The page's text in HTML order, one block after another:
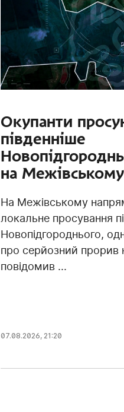
Окупанти
південніше
на
На Межівському
локальне просування
Новопідгороднього,
про серйозний прорив
повідомив ...
07.08.2026, 21:20